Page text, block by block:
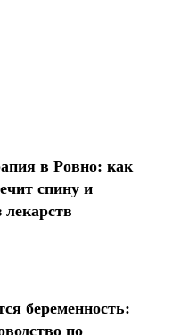
в Ровно: как
спину и
лекарств
беременность:
по